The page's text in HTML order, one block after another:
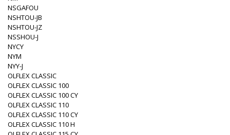
NSGAFOU
NSHTOU-JB
NSHTOU-JZ
NSSHOU-J
NYCY
NYM
NYY-J
OLFLEX CLASSIC
OLFLEX CLASSIC 100
OLFLEX CLASSIC 100 CY
OLFLEX CLASSIC 110
OLFLEX CLASSIC 110 CY
OLFLEX CLASSIC 110 H